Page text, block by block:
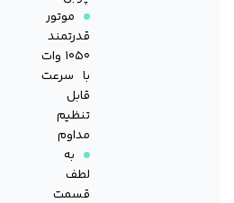
موتور
قدرتمند
۱۰۵۰ وات
با سرعت
قابل
تنظیم
مداوم
به
لطف
قسمت